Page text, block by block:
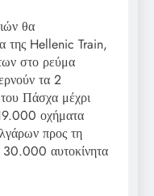
θα
της Hellenic Train,
στο ρεύμα
τα 2
Πάσχα μέχρι
οχήματα
προς τη
αυτοκίνητα